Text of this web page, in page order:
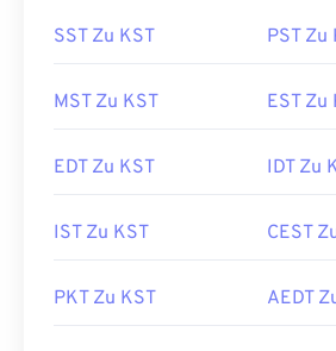
SST Zu KST PST Zu
MST Zu KST EST Zu
EDT Zu KST IDT Zu
IST Zu KST CEST
PKT Zu KST AEDT